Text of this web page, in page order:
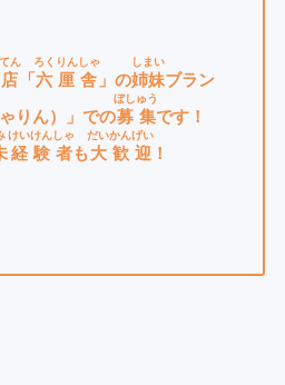
ん
「六厘舎
ろくりんしゃ
」の姉妹
しまい
ブラン
りん）」での募集
ぼしゅう
です！
経験者
けいけんしゃ
も大歓迎
だいかんげい
！